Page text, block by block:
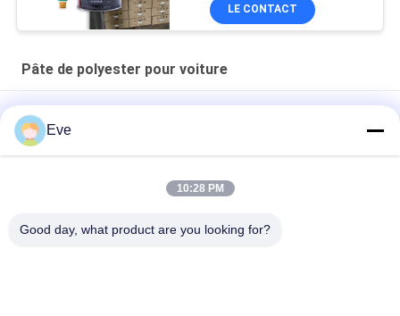
LE CONTACT
Pâte de polyester pour voiture
Anti-corrosion Polyester automobile en mastic résistant à la
rouille résistant aux acides Couleur grise
résistant aux moisissures résistant aux alcalins
Résistant aux produits chimiques
Eve
10:28 PM
Good day, what product are you looking for?